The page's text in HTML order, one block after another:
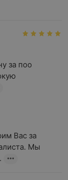
за поо
Вас за
Мы